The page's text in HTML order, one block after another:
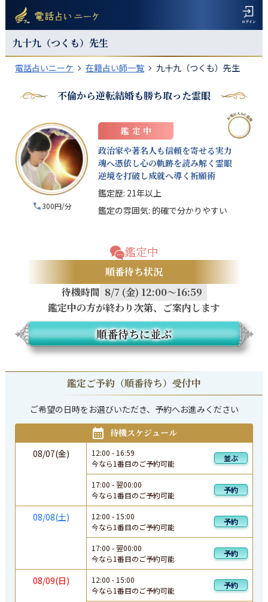
九十九（つくも） 先生
電話占いニーケ 在籍占い師一覧 九十九（つくも）先生
不倫から逆転結婚も勝ち取った霊眼
300円/分
鑑定中
政治家や著名人も信頼を寄せる実力
魂へ憑依し心の軌跡を読み解く霊眼
逆境を打破し成就へ導く祈願術
鑑定歴: 21年以上
鑑定の雰囲気: 的確で分かりやすい
鑑定中
順番待ち状況
待機時間 8/7 (金) 12:00～16:59
鑑定中の方が終わり次第、ご案内します
順番待ちに並ぶ
鑑定ご予約（順番待ち）受付中
ご希望の日時をお選びいただき、予約へお進みください
待機スケジュール
08/07(金)
12:00 - 16:59
今なら1番目のご予約可能
並ぶ
17:00 -翌00:00
今なら1番目のご予約可能
予約
08/08(土) 12:00 - 15:00
今なら1番目のご予約可能
予約
17:00 -翌00:00
今なら1番目のご予約可能
予約
08/09(日) 12:00 - 15:00
今なら1番目のご予約可能
予約